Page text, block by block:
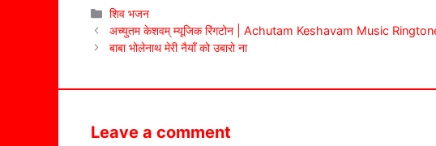
Categories
शिव भजन
अच्युतम केशवम् म्यूजिक रिंगटोन | Achutam Keshavam Music
बाबा भोलेनाथ मेरी नैयाँ को उबारो ना
Leave a comment